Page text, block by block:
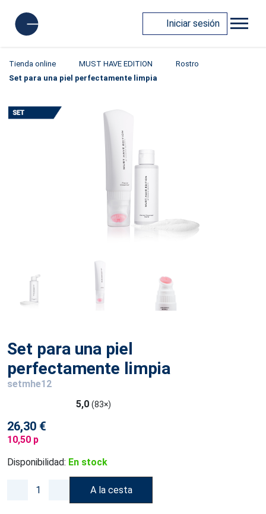
Iniciar sesión
Tienda online MUST HAVE EDITION
Rostro
Set para una piel perfectamente limpia
Set para una piel
perfectamente limpia
setmhe12
5,0 (83×)
26,30 €
10,50 p
Disponibilidad: En stock
A la cesta